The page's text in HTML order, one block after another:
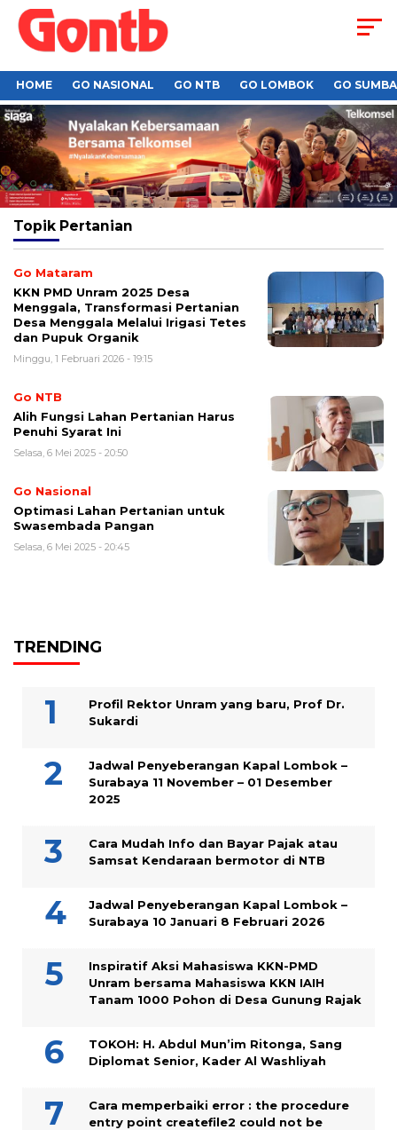
HOME GO NASIONAL GO NTB GO LOMBOK GO
Topik Pertanian
Go Mataram
KKN PMD Unram 2025 Desa
Menggala, Transformasi Pertanian
Desa Menggala Melalui Irigasi Tetes
dan Pupuk Organik
Minggu, 1 Februari 2026 - 19:15
Go NTB
Alih Fungsi Lahan Pertanian Harus
Penuhi Syarat Ini
Selasa, 6 Mei 2025 - 20:50
Go Nasional
Optimasi Lahan Pertanian untuk
Swasembada Pangan
Selasa, 6 Mei 2025 - 20:45
TRENDING
Profil Rektor Unram yang baru, Prof Dr.
Sukardi
Jadwal Penyeberangan Kapal Lombok –
Surabaya 11 November – 01 Desember
2025
Cara Mudah Info dan Bayar Pajak atau
Samsat Kendaraan bermotor di NTB
Jadwal Penyeberangan Kapal Lombok –
Surabaya 10 Januari 8 Februari 2026
Inspiratif Aksi Mahasiswa KKN-PMD
Unram bersama Mahasiswa KKN IAIH
Tanam 1000 Pohon di Desa Gunung Rajak
TOKOH: H. Abdul Mun’im Ritonga, Sang
Diplomat Senior, Kader Al Washliyah
Cara memperbaiki error : the procedure
entry point createfile2 could not be